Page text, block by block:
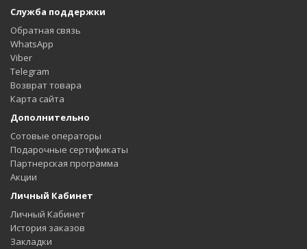
Служба поддержки
Обратная связь
WhatsApp
Viber
Telegram
Возврат товара
Карта сайта
Дополнительно
Сотовые операторы
Подарочные сертификаты
Партнерская программа
Акции
Личный Кабинет
Личный Кабинет
История заказов
Закладки